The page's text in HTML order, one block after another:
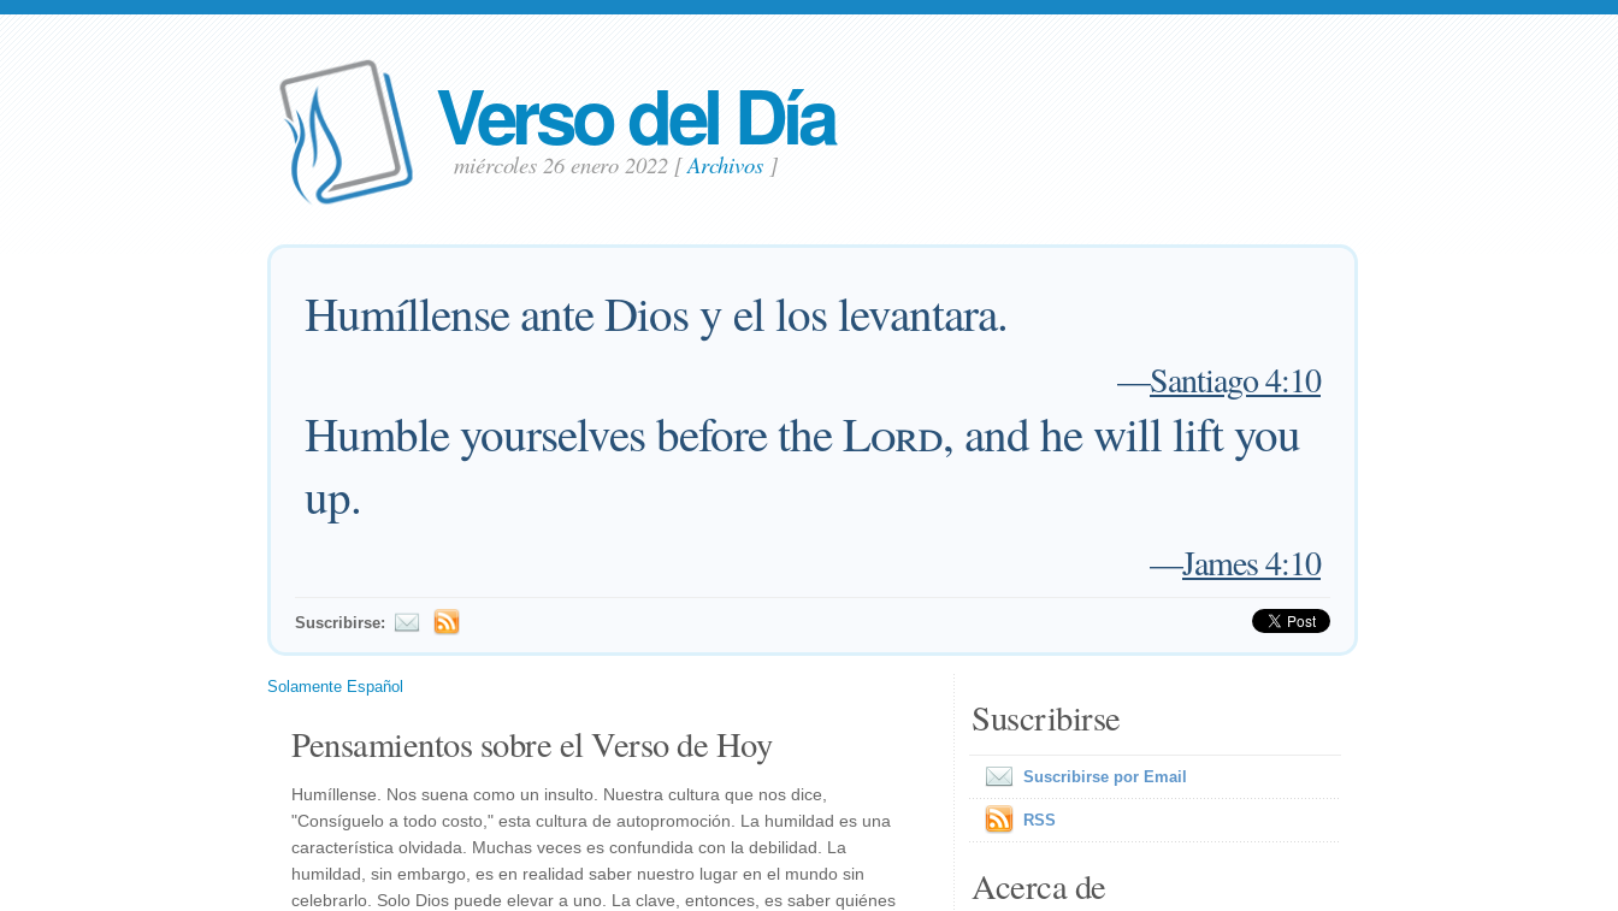
Verso del Día
miércoles 26 enero 2022 [Archivos]
Humíllense ante Dios y el los levantara.
—Santiago 4:10
Humble yourselves before theLord, and he will lift you
up.
—James 4:10
Suscribirse:
Solamente Español
Pensamientos sobre el Verso de Hoy
Humíllense. Nos suena como un insulto. Nuestra cultura que nos dice,
"Consíguelo a todo costo," esta cultura de autopromoción. La humildad es una
característica olvidada. Muchas veces es confundida con la debilidad. La
humildad, sin embargo, es en realidad saber nuestro lugar en el mundo sin
celebrarlo. Solo Dios puede elevar a uno. La clave, entonces, es saber quiénes
Suscribirse
Suscribirse por Email
RSS
Acerca de